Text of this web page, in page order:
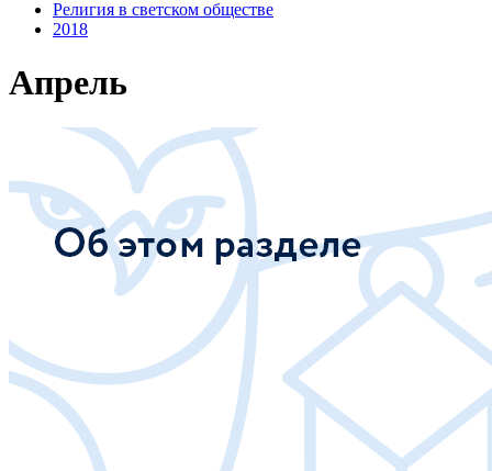
Религия в светском обществе
2018
Апрель